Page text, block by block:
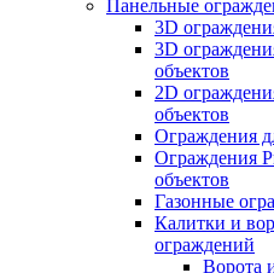
Панельные
3D
3D
объектов
2D
объектов
Ограждения
Ограждения
объектов
Газонные
Калитки и
ограждений
Ворота